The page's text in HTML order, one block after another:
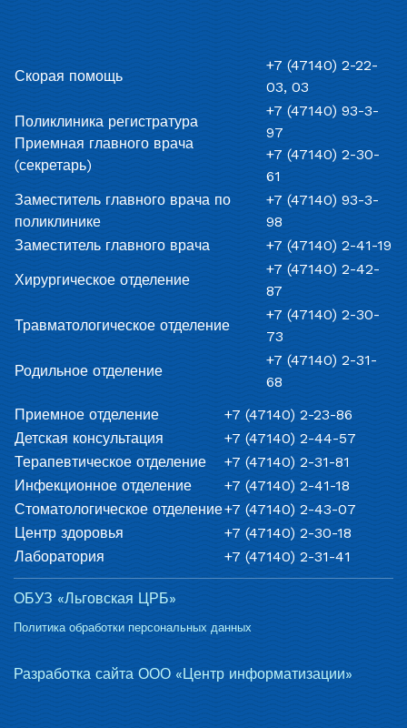
Скорая помощь
+7 (47140) 2-22-
03, 03
Поликлиника регистратура
Приемная главного врача
(секретарь)
+7 (47140) 93-3-
97
+7 (47140) 2-30-
61
Заместитель главного врача по
поликлинике
+7 (47140) 93-3-
98
Заместитель главного врача
+7 (47140) 2-41-19
Хирургическое отделение
+7 (47140) 2-42-
87
Травматологическое отделение
+7 (47140) 2-30-
73
Родильное отделение
+7 (47140) 2-31-
68
Приемное отделение
+7 (47140) 2-23-86
Детская консультация
+7 (47140) 2-44-57
Терапевтическое отделение
+7 (47140) 2-31-81
Инфекционное отделение
+7 (47140) 2-41-18
Стоматологическое отделение+7 (47140) 2-43-07
Центр здоровья
+7 (47140) 2-30-18
Лаборатория
+7 (47140) 2-31-41
ОБУЗ «Льговская ЦРБ»
Политика обработки персональных данных
Разработка сайта ООО «Центр информатизации»